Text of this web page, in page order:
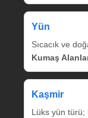
Yün
Sıcacık ve
Kumaş
Kaşmir
Lüks yün türü;